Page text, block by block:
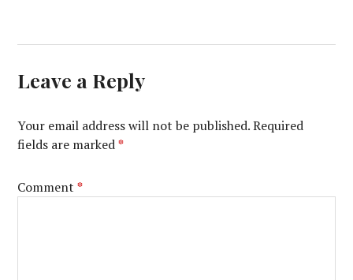
Leave a Reply
Your email address will not be published. Required
fields are marked*
Comment*